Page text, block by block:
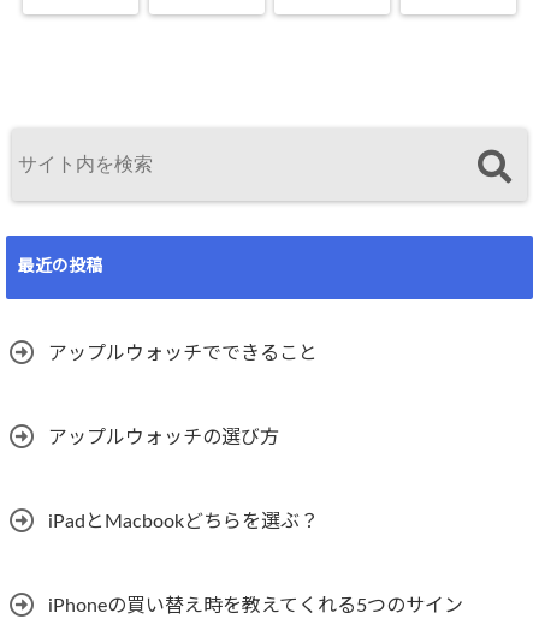
最近の投稿
アップルウォッチでできること
アップルウォッチの選び方
iPadとMacbookどちらを選ぶ？
iPhoneの買い替え時を教えてくれる5つのサイン